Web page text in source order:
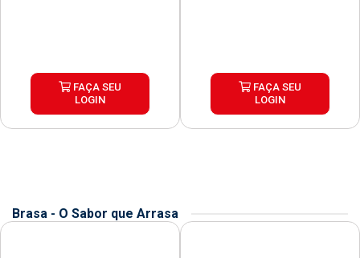
FAÇA SEU
LOGIN
FAÇA SEU
LOGIN
Brasa - O Sabor que Arrasa